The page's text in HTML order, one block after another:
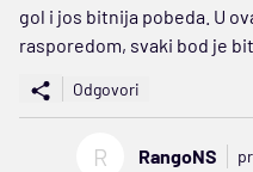
gol i jos bitnija pobeda. U
rasporedom, svaki bod je
Odgovori
R RangoNS